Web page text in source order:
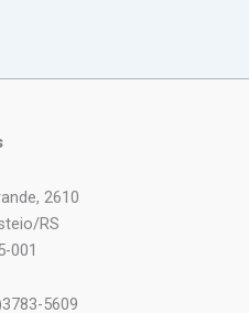
2610
RS
001
5609